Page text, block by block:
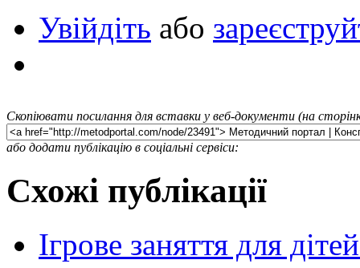
Увійдіть або
Скопіювати посилання для вставки у веб-документи (на
або додати публікацію в соціальні сервіси:
Схожі публікації
Ігрове заняття для